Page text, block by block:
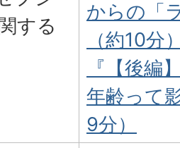
する
からの「
（約10分
『【後編
年齢って
9分）